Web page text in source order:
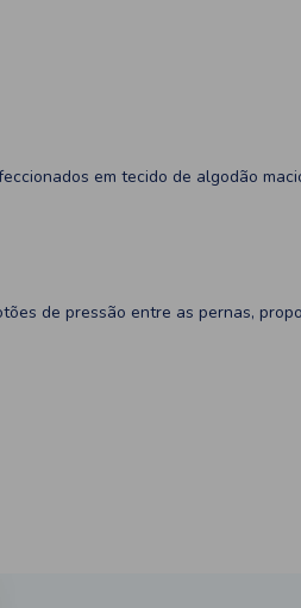
em tecido de algodão
de pressão entre as pernas,